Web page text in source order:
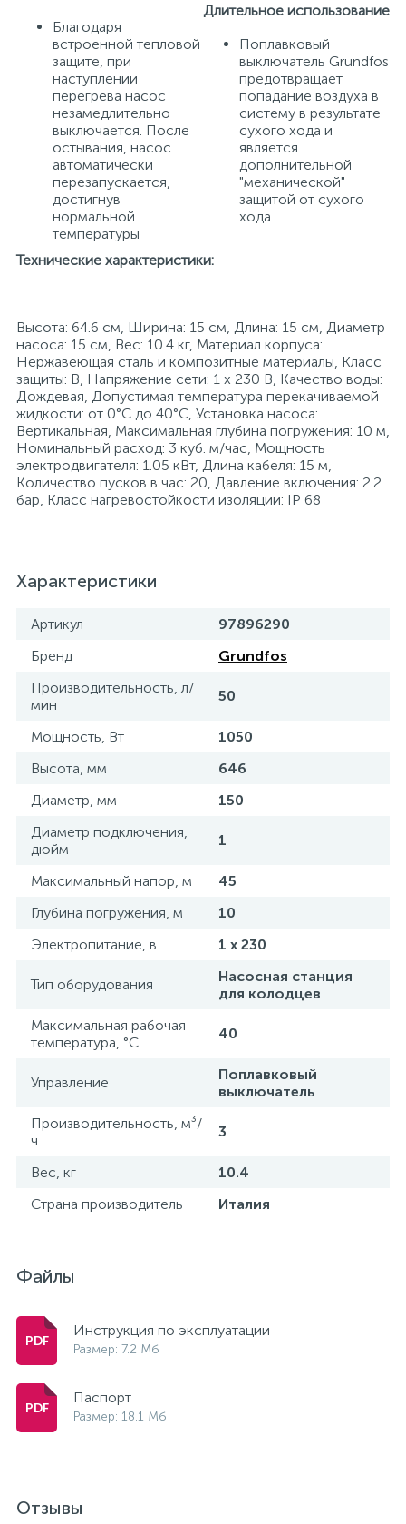
Благодаря
встроенной тепловой
защите, при
наступлении
перегрева насос
незамедлительно
выключается. После
остывания, насос
автоматически
перезапускается,
достигнув
нормальной
температуры
Длительное использование
Поплавковый
выключатель Grundfos
предотвращает
попадание воздуха в
систему в результате
сухого хода и
является
дополнительной
"механической"
защитой от сухого
хода.
Технические характеристики:
Высота: 64.6 см, Ширина: 15 см, Длина: 15 см, Диаметр
насоса: 15 см, Вес: 10.4 кг, Материал корпуса:
Нержавеющая сталь и композитные материалы, Класс
защиты: B, Напряжение сети: 1 х 230 В, Качество воды:
Дождевая, Допустимая температура перекачиваемой
жидкости: от 0°C до 40°C, Установка насоса:
Вертикальная, Максимальная глубина погружения: 10 м,
Номинальный расход: 3 куб. м/час, Мощность
электродвигателя: 1.05 кВт, Длина кабеля: 15 м,
Количество пусков в час: 20, Давление включения: 2.2
бар, Класс нагревостойкости изоляции: IP 68
Характеристики
Артикул
97896290
Бренд
Grundfos
Производительность, л/
мин
50
Мощность, Вт
1050
Высота, мм
646
Диаметр, мм
150
Диаметр подключения,
дюйм
1
Максимальный напор, м
45
Глубина погружения, м
10
Электропитание, в
1 x 230
Тип оборудования
Насосная станция
для колодцев
Максимальная рабочая
температура, °С
40
Управление
Поплавковый
выключатель
Производительность, м³/
ч
3
Вес, кг
10.4
Страна производитель
Италия
Файлы
Инструкция по эксплуатации
Размер: 7.2 Мб
Паспорт
Размер: 18.1 Мб
Отзывы